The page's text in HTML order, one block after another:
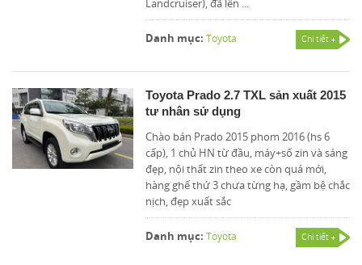
Landcruiser), đã lên ...
Danh mục: Toyota Chi tiết
Toyota Prado 2.7 TXL sản xuất 2015
tư nhân sử dụng
Chào bán Prado 2015 phom 2016 (hs 6
cấp), 1 chủ HN từ đầu, máy+số zin và sáng
đẹp, nội thất zin theo xe còn quá mới,
hàng ghế thứ 3 chưa từng hạ, gầm bệ chắc
nịch, đẹp xuất sắc
Danh mục: Toyota Chi tiết